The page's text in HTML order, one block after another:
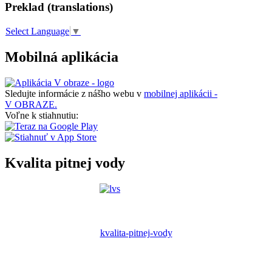
Preklad (translations)
Select Language ▼
Mobilná aplikácia
Sledujte informácie z nášho webu v mobilnej aplikácii -
V OBRAZE.
Voľne k stiahnutiu:
Kvalita pitnej vody
kvalita-pitnej-vody